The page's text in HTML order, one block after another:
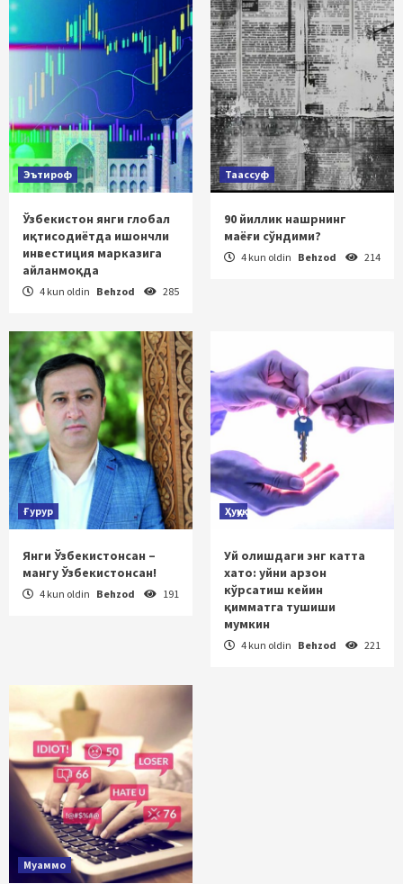
Эътироф
Ўзбекистон янги глобал
иқтисодиётда ишончли
инвестиция марказига
айланмоқда
4 kun oldin Behzod 285
Таассуф
90 йиллик нашрнинг
маёғи сўндими?
4 kun oldin Behzod 214
Ғурур
Янги Ўзбекистонсан –
мангу Ўзбекистонсан!
4 kun oldin Behzod 191
Ҳуқуқ
Уй олишдаги энг катта
хато: уйни арзон
кўрсатиш кейин
қимматга тушиши
мумкин
4 kun oldin Behzod 221
Муаммо